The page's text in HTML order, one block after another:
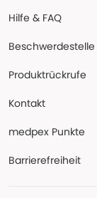
Hilfe & FAQ
Beschwerdestelle
Produktrückrufe
Kontakt
medpex Punkte
Barrierefreiheit